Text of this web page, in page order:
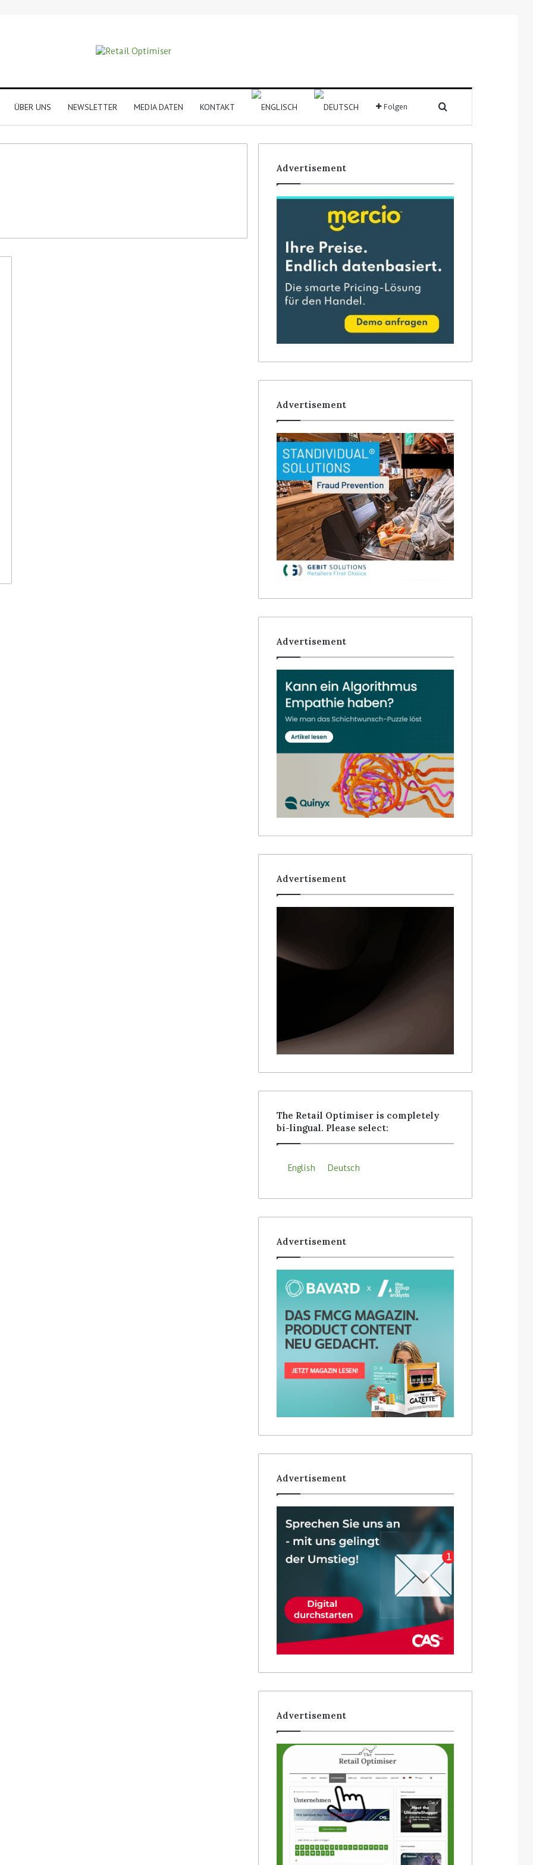
ÜBER UNS NEWSLETTER MEDIA DATEN KONTAKT Folgen
Sidebar
Advertisement
Advertisement
Advertisement
Advertisement
The Retail Optimiser is completely
bi-lingual. Please select:
English Deutsch
Advertisement
Advertisement
Advertisement